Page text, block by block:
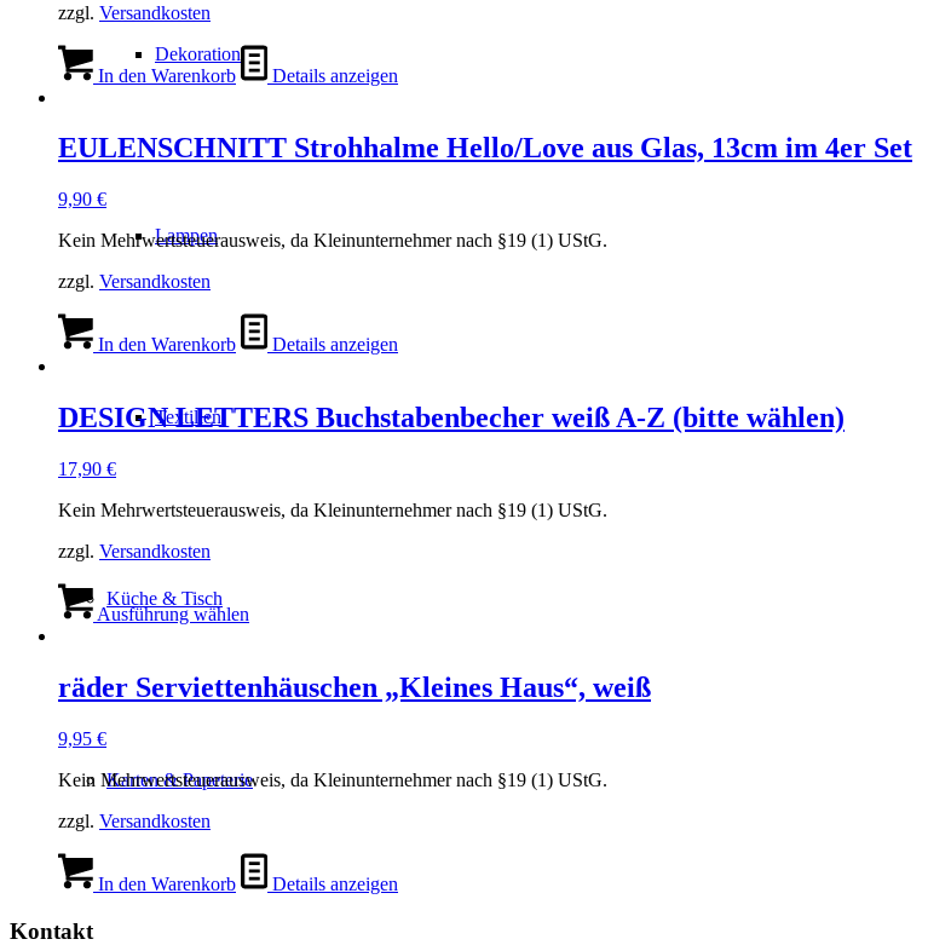
Dekoration
Lampen
Textilien
Küche & Tisch
Karten & Papeterie
zzgl. Versandkosten
In den Warenkorb Details anzeigen
EULENSCHNITT Strohhalme Hello/Love aus Glas, 13cm im 4er Set
9,90 €
Kein Mehrwertsteuerausweis, da Kleinunternehmer nach §19 (1) UStG.
zzgl. Versandkosten
In den Warenkorb Details anzeigen
DESIGN LETTERS Buchstabenbecher weiß A-Z (bitte wählen)
17,90 €
Kein Mehrwertsteuerausweis, da Kleinunternehmer nach §19 (1) UStG.
zzgl. Versandkosten
Ausführung wählen
Varianten
auf.
auf
gewählt
werden
räder Serviettenhäuschen „Kleines Haus“, weiß
9,95 €
Kein Mehrwertsteuerausweis, da Kleinunternehmer nach §19 (1) UStG.
zzgl. Versandkosten
In den Warenkorb Details anzeigen
Kontakt